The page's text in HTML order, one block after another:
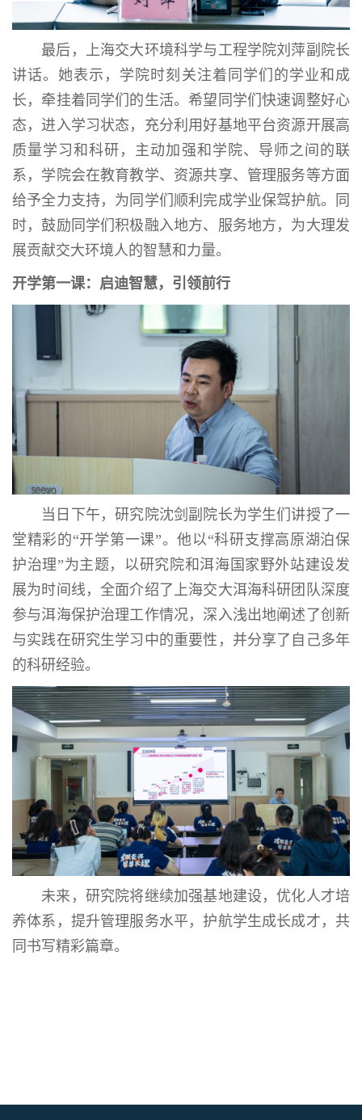
最后，上海交大环境科学与工程学院刘萍副院长
讲话。她表示，学院时刻关注着同学们的学业和成
长，牵挂着同学们的生活。希望同学们快速调整好心
态，进入学习状态，充分利用好基地平台资源开展高
质量学习和科研，主动加强和学院、导师之间的联
系，学院会在教育教学、资源共享、管理服务等方面
给予全力支持，为同学们顺利完成学业保驾护航。同
时，鼓励同学们积极融入地方、服务地方，为大理发
展贡献交大环境人的智慧和力量。
开学第一课：启迪智慧，引领前行
当日下午，研究院沈剑副院长为学生们讲授了一
堂精彩的“开学第一课”。他以“科研支撑高原湖泊保
护治理”为主题，以研究院和洱海国家野外站建设发
展为时间线，全面介绍了上海交大洱海科研团队深度
参与洱海保护治理工作情况，深入浅出地阐述了创新
与实践在研究生学习中的重要性，并分享了自己多年
的科研经验。
未来，研究院将继续加强基地建设，优化人才培
养体系， 提升管理服务水平 ，护航学生成长成才，共
同书写精彩篇章。